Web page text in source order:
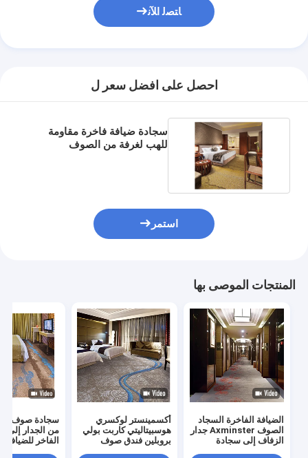
ﺎﺘﺼﻟ ﺍﻶﻧ
احصل على افضل سعر ل
سجادة ضيافة فاخرة مقاومة
للهب لغرفة من الصوف
استمر
المنتجات الموصى بها
الضيافة الفاخرة السجاد
الصوف Axminster جدار
الزفاف إلى سجادة
أكسمينستر لوكسري
هوسبيتاليتي كاربت بولي
بروبلين فندق صوف
سجادة صوف
من الجدار إلى
الفاخر للضيافة